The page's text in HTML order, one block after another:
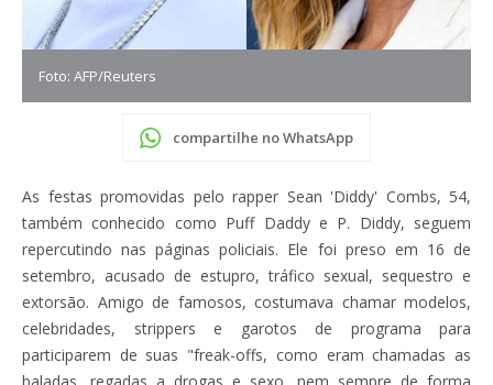
Foto: AFP/Reuters
compartilhe no WhatsApp
As festas promovidas pelo rapper Sean 'Diddy' Combs, 54,
também conhecido como Puff Daddy e P. Diddy, seguem
repercutindo nas páginas policiais. Ele foi preso em 16 de
setembro, acusado de estupro, tráfico sexual, sequestro e
extorsão. Amigo de famosos, costumava chamar modelos,
celebridades, strippers e garotos de programa para
participarem de suas "freak-offs, como eram chamadas as
baladas, regadas a drogas e sexo, nem sempre de forma